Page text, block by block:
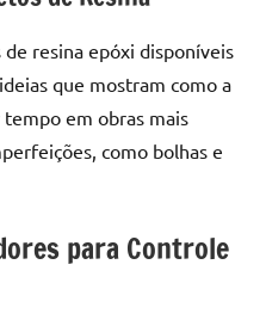
resina epóxi disponíveis
que mostram como a
em obras mais
como bolhas e
para Controle